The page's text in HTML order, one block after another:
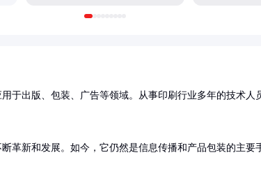
于出版、包装、广告等领域。从事印刷行业多年的技术人
革新和发展。如今，它仍然是信息传播和产品包装的主要